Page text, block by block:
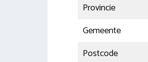
Provincie
Gemeente
Postcode